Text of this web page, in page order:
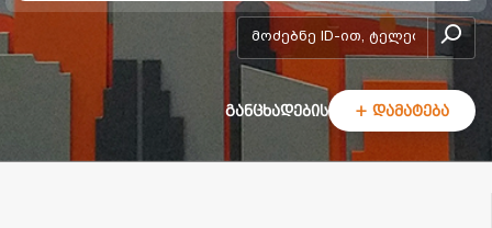
add-form
განცხადების + დამატება